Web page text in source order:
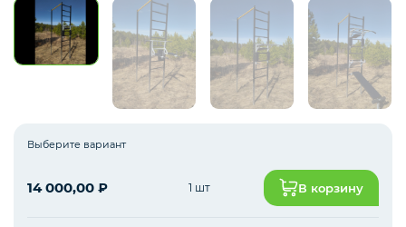
Маты гимнастические
Товары для бокса
Упоры гимнастические для отжимания
Выберите вариант
14 000,00 ₽ 1 шт В корзину